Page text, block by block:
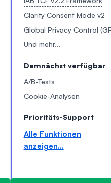
Clarity Consent Mode v2
Global Privacy Control
Und mehr...
Demnächst verfügbar
A/B-Tests
Cookie-Analysen
Prioritäts-Support
Alle Funktionen
anzeigen...